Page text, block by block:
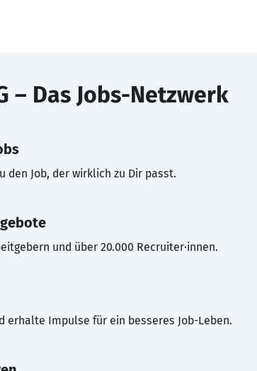
– Das Jobs-Netzwerk
den Job, der wirklich zu Dir passt.
und über 20.000 Recruiter·innen.
erhalte Impulse für ein besseres Job-Leben.